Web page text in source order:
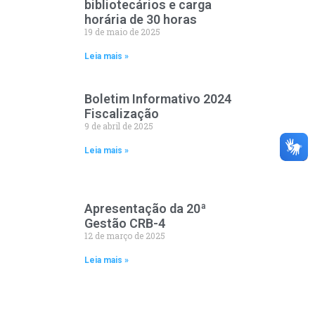
bibliotecários e carga
horária de 30 horas
19 de maio de 2025
Leia mais »
Boletim Informativo 2024
Fiscalização
9 de abril de 2025
Leia mais »
Apresentação da 20ª
Gestão CRB-4
12 de março de 2025
Leia mais »